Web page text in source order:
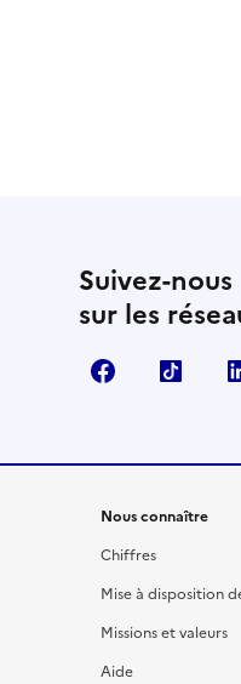
Suivez-nous
sur les
Facebook
Nous connaître
Chiffres
Mise à disposition
Missions et valeurs
Aide